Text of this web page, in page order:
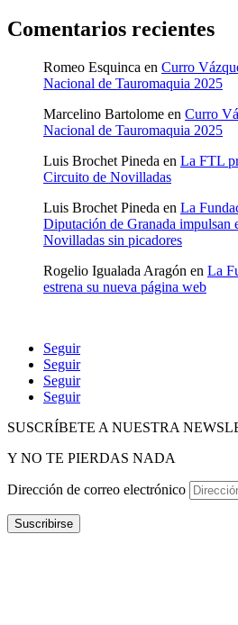
Comentarios recientes
Romeo Esquinca en Curro
Nacional de Tauromaquia 2025
Marcelino Bartolome en Curro
Nacional de Tauromaquia 2025
Luis Brochet Pineda en La FTL
Circuito de Novilladas
Luis Brochet Pineda en La
Diputación de Granada
Novilladas sin picadores
Rogelio Igualada Aragón en La
estrena su nueva página web
Seguir
Seguir
Seguir
Seguir
SUSCRÍBETE A NUESTRA
Y NO TE PIERDAS NADA
Dirección de correo electrónico
Suscribirse